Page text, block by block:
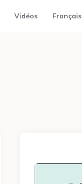
Vidéos Français